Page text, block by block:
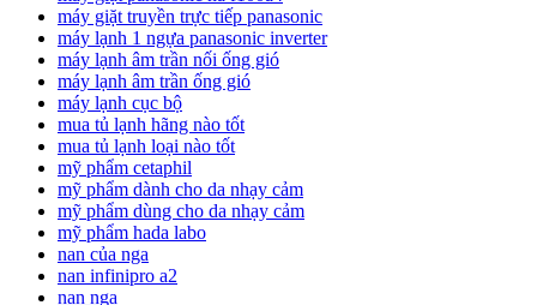
máy giặt truyền trực tiếp panasonic
máy lạnh 1 ngựa panasonic inverter
máy lạnh âm trần nối ống gió
máy lạnh âm trần ống gió
máy lạnh cục bộ
mua tủ lạnh hãng nào tốt
mua tủ lạnh loại nào tốt
mỹ phẩm cetaphil
mỹ phẩm dành cho da nhạy cảm
mỹ phẩm dùng cho da nhạy cảm
mỹ phẩm hada labo
nan của nga
nan infinipro a2
nan nga